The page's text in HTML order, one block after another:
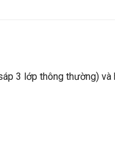
3 lớp thông thường) và